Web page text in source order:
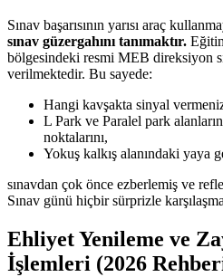
Sınav başarısının yarısı araç
sınav güzergahını tanımaktır.
bölgesindeki resmi MEB direksiyon
verilmektedir. Bu sayede:
Hangi kavşakta sinyal
L Park ve Paralel park
noktalarını,
Yokuş kalkış alanındaki yaya
sınavdan çok önce ezberlemiş ve
Sınav günü hiçbir sürprizle
Ehliyet Yenileme ve
İşlemleri (2026